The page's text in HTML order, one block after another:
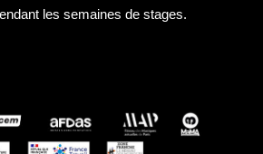
les semaines de stages.